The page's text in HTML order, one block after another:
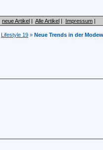
neue Artikel | Alle Artikel | Impressum |
Lifestyle 19 » Neue Trends in der